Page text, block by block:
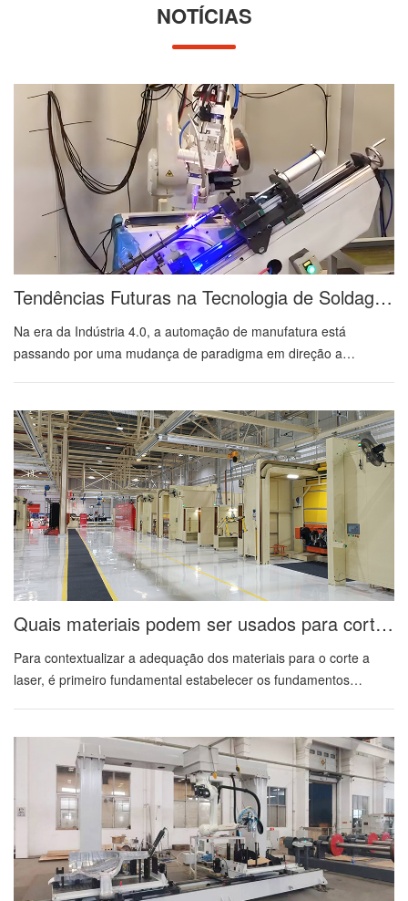
NOTÍCIAS
Tendências Futuras na Tecnologia de Soldagem a Laser Cobot
Na era da Indústria 4.0, a automação de manufatura está
passando por uma mudança de paradigma em direção a
uma tecnologia transformadora na interseção da soldagem de
precisão e da interação humano-robô segura (HRI). À medida
que as indústrias que abrangem a fabricação de dispositivos
automotivos, aeroespaciais e médicos exigem maior rendimento,
tolerâncias mais rígidas e capacidades de produção adaptáveis,
os sistemas de soldagem a laser cobot estão evoluindo além das
ta...
Quais materiais podem ser usados para corte a laser
Para contextualizar a adequação dos materiais para o corte a
laser, é primeiro fundamental estabelecer os fundamentos
laser de controle numérico por computador (CNC) utiliza um feixe
de laser coerente e monocromático (focado por meio de lentes
ópticas para atingir densidades de energia de 10 ^ 6 10 ^ 8 W /
cm²) para induzir a transformação do material por meio de fusão,
vaporização ou degradação oxidativa. A eficácia do corte a laser
é inerentemente dependente das propriedades ópticas do
material (absortividade no comprim...